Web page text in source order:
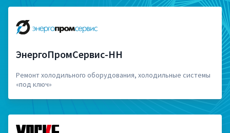
ЭнергоПромСервис-НН
Ремонт холодильного оборудования, холодильные системы
«под ключ»